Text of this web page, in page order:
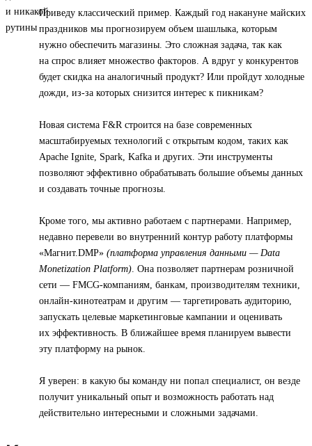
Приведу классический пример. Каждый год накануне майских
праздников мы прогнозируем объем шашлыка, которым
нужно обеспечить магазины. Это сложная задача, так как
на спрос влияет множество факторов. А вдруг у конкурентов
будет скидка на аналогичный продукт? Или пройдут холодные
дожди, из-за которых снизится интерес к пикникам?
Новая система F&R строится на базе современных
масштабируемых технологий с открытым кодом, таких как
Apache Ignite, Spark, Kafka и других. Эти инструменты
позволяют эффективно обрабатывать большие объемы данных
и создавать точные прогнозы.
Кроме того, мы активно работаем с партнерами. Например,
недавно перевели во внутренний контур работу платформы
«Магнит.DMP» (платформа управления данными — Data
Monetization Platform). Она позволяет партнерам розничной
сети — FMCG-компаниям, банкам, производителям техники,
онлайн-кинотеатрам и другим — таргетировать аудиторию,
запускать целевые маркетинговые кампании и оценивать
их эффективность. В ближайшее время планируем вывести
эту платформу на рынок.
Я уверен: в какую бы команду ни попал специалист, он везде
получит уникальный опыт и возможность работать над
действительно интересными и сложными задачами.